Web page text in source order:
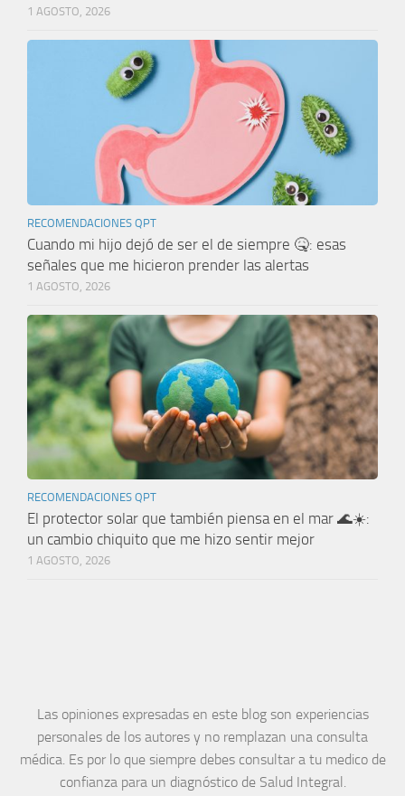
1 AGOSTO, 2026
RECOMENDACIONES QPT
Cuando mi hijo dejó de ser el de siempre 🤒: esas
señales que me hicieron prender las alertas
1 AGOSTO, 2026
RECOMENDACIONES QPT
El protector solar que también piensa en el mar 🌊☀️:
un cambio chiquito que me hizo sentir mejor
1 AGOSTO, 2026
Las opiniones expresadas en este blog son experiencias
personales de los autores y no remplazan una consulta
médica. Es por lo que siempre debes consultar a tu medico de
confianza para un diagnóstico de Salud Integral.